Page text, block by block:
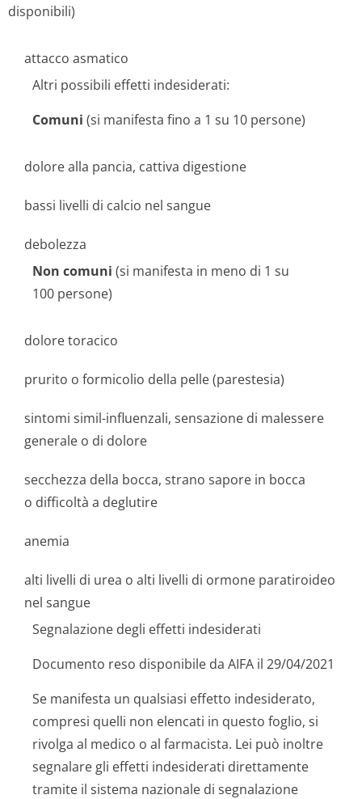
disponibili)
attacco asmatico
Altri possibili effetti indesiderati:
Comuni (si manifesta fino a 1 su 10 persone)
dolore alla pancia, cattiva digestione
bassi livelli di calcio nel sangue
debolezza
Non comuni (si manifesta in meno di 1 su
100 persone)
dolore toracico
prurito o formicolio della pelle (parestesia)
sintomi simil-influenzali, sensazione di malessere
generale o di dolore
secchezza della bocca, strano sapore in bocca
o difficoltà a deglutire
anemia
alti livelli di urea o alti livelli di ormone paratiroideo
nel sangue
Segnalazione degli effetti indesiderati
Documento reso disponibile da AIFA il 29/04/2021
Se manifesta un qualsiasi effetto indesiderato,
compresi quelli non elencati in questo foglio, si
rivolga al medico o al farmacista. Lei può inoltre
segnalare gli effetti indesiderati direttamente
tramite il sistema nazionale di segnalazione